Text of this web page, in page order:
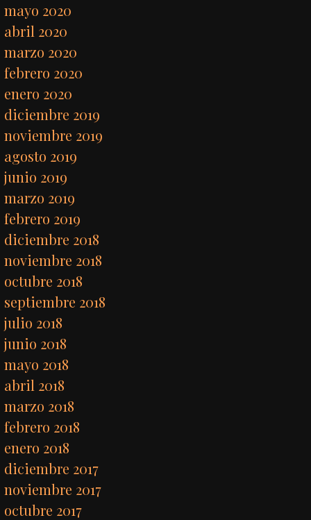
mayo 2020
abril 2020
marzo 2020
febrero 2020
enero 2020
diciembre 2019
noviembre 2019
agosto 2019
junio 2019
marzo 2019
febrero 2019
diciembre 2018
noviembre 2018
octubre 2018
septiembre 2018
julio 2018
junio 2018
mayo 2018
abril 2018
marzo 2018
febrero 2018
enero 2018
diciembre 2017
noviembre 2017
octubre 2017